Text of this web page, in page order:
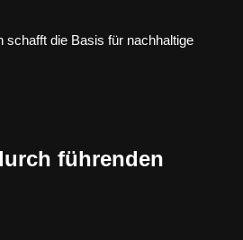
schafft die Basis für nachhaltige
führenden